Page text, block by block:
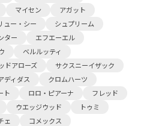
マイセン
アガット
ュー・シー
シュプリーム
ター
エフエーエル
ベルルッティ
ドアローズ
サクスニーイザック
ディダス
クロムハーツ
ト ロロ・ピアーナ
フレッド
ウエッジウッド
トゥミ
ェ
コメックス